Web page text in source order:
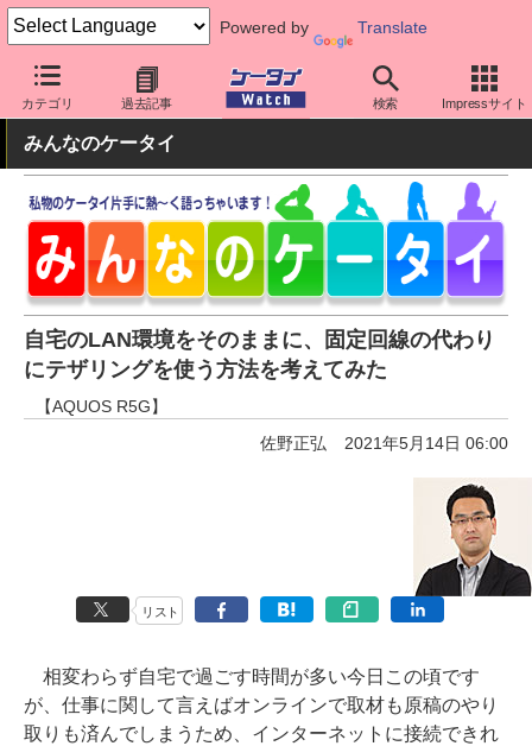
Powered by Translate
カテゴリ 過去記事 検索 Impressサイト
ケータイ Watch OS Android AQUOS
みんなのケータイ
自宅のLAN環境をそのままに、固定回線の代わり
にテザリングを使う方法を考えてみた
【AQUOS R5G】
佐野正弘
2021年5月14日 06:00
リスト
相変わらず自宅で過ごす時間が多い今日この頃です
が、仕事に関して言えばオンラインで取材も原稿のやり
取りも済んでしまうため、インターネットに接続できれ